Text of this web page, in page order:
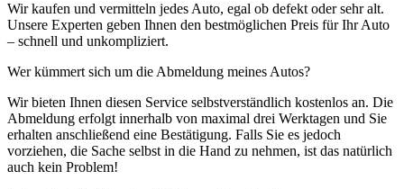
Wir kaufen und vermitteln jedes Auto, egal ob defekt oder sehr alt.
Unsere Experten geben Ihnen den bestmöglichen Preis für Ihr Auto
– schnell und unkompliziert.
Wer kümmert sich um die Abmeldung meines Autos?
Wir bieten Ihnen diesen Service selbstverständlich kostenlos an. Die
Abmeldung erfolgt innerhalb von maximal drei Werktagen und Sie
erhalten anschließend eine Bestätigung. Falls Sie es jedoch
vorziehen, die Sache selbst in die Hand zu nehmen, ist das natürlich
auch kein Problem!